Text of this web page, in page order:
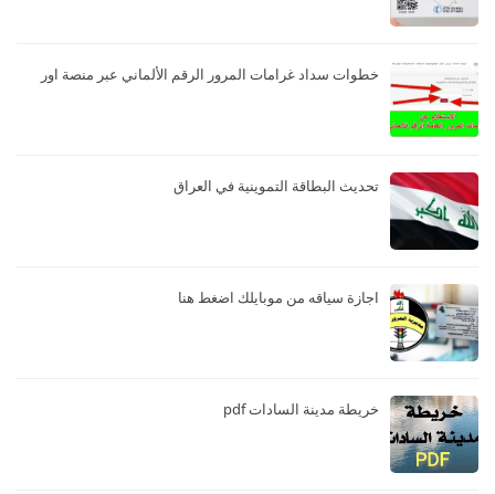
خطوات سداد غرامات المرور الرقم الألماني عبر منصة اور
تحديث البطاقة التموينية في العراق
اجازة سياقه من موبايلك اضغط هنا
خريطة مدينة السادات pdf